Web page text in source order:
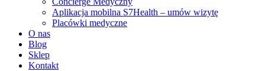
Aplikacja mobilna S7Health – umów wizytę
Placówki medyczne
O nas
Blog
Sklep
Kontakt